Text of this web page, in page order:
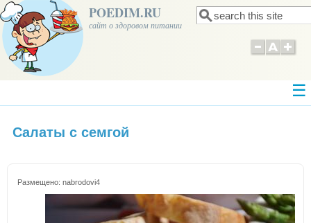
POEDIM.RU
сайт о здоровом питании Форма поиска
Поиск
Салаты с семгой
Размещено: nabrodovi4